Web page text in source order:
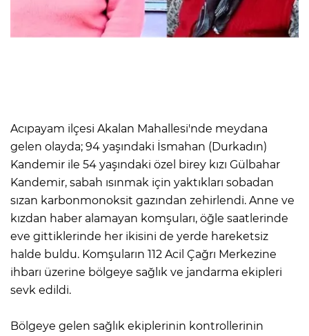
Acıpayam ilçesi Akalan Mahallesi'nde meydana
gelen olayda; 94 yaşındaki İsmahan (Durkadın)
Kandemir ile 54 yaşındaki özel birey kızı Gülbahar
Kandemir, sabah ısınmak için yaktıkları sobadan
sızan karbonmonoksit gazından zehirlendi. Anne ve
kızdan haber alamayan komşuları, öğle saatlerinde
eve gittiklerinde her ikisini de yerde hareketsiz
halde buldu. Komşuların 112 Acil Çağrı Merkezine
ihbarı üzerine bölgeye sağlık ve jandarma ekipleri
sevk edildi.
Bölgeye gelen sağlık ekiplerinin kontrollerinin